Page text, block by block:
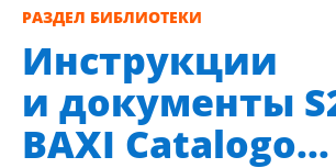
РАЗДЕЛ БИБЛИОТЕКИ
Инструкции
и документы
BAXI